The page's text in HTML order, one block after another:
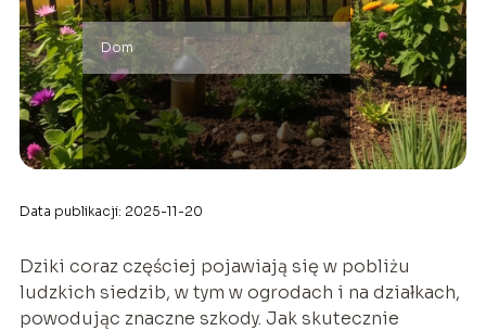
Dom
Data publikacji: 2025-11-20
Dziki coraz częściej pojawiają się w pobliżu
ludzkich siedzib, w tym w ogrodach i na działkach,
powodując znaczne szkody. Jak skutecznie